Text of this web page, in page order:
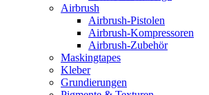
Airbrush
Airbrush-Pistolen
Airbrush-Kompressoren
Airbrush-Zubehör
Maskingtapes
Kleber
Grundierungen